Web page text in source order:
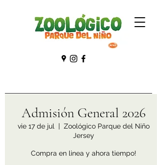
Admisión General 2026
vie 17 de jul
  |
Zoológico Parque del Niño
Jersey
Compra en linea y ahora tiempo!